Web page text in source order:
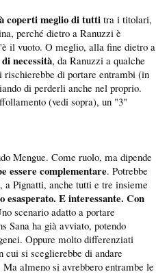
coperti meglio di tutti tra i titolari,
perché dietro a Ranuzzi è
il vuoto. O meglio, alla fine dietro a
necessità, da Ranuzzi a qualche
di portare entrambi (in
di perderli anche nel proprio.
(vedi sopra), un "3"
Mengue. Come ruolo, ma dipende
essere complementare. Potrebbe
a Pignatti, anche tutti e tre insieme
esasperato. E interessante. Con
scenario adatto a portare
Sana ha già avviato, potendo
Oppure molto differenziati
cui si sceglierebbe di andare
almeno si avrebbero entrambe le